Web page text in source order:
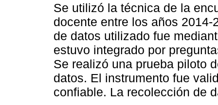
Se utilizó la técnica de la
docente entre los años
de datos utilizado fue
estuvo integrado por
Se realizó una prueba piloto
datos. El instrumento fue
confiable. La recolección de